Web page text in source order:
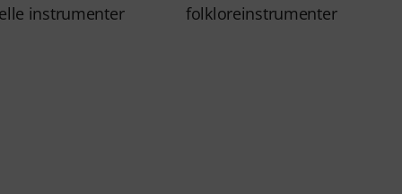
instrumenter
folkloreinstrumenter